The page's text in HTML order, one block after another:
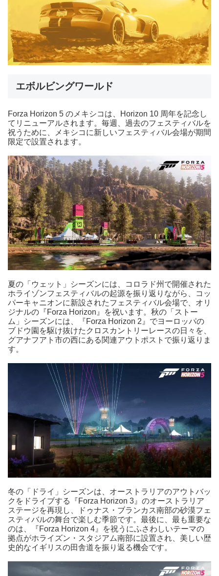
エボルビングワールド
Forza Horizon 5 のメキシコは、Horizon 10 周年を記念し
てリニューアルされます。毎週、過去のフェスティバルを
祝うために、メキシコに新しいフェスティバル会場が期間
限定で設置されます。
夏の「ウェット」シーズンには、コロラド州で開催された
ホライゾンフェスティバルの起源を振り返りながら、コッ
パーキャニオンに新設されたフェスティバル会場で、オリ
ジナルの『Forza Horizon』を祝います。秋の「ストー
ム」シーズンには、『Forza Horizon 2』でヨーロッパの
ブドウ園を駆け抜けたクロスカントリーレースの日々を、
グアナフアト市の西にある関連アウトポストで振り返りま
す。
冬の「ドライ」シーズンは、オーストラリアのアウトバッ
クをドライブする『Forza Horizon 3』のオーストラリア
ステージを再現し、ドゥナス・ブランカス南部の砂漠フェ
スティバルの舞台で楽しむ季節です。最後に、最も重要な
のは、『Forza Horizon 4』を祝うにふさわしいテーマの
拠点がホライズン・スタジアム南部に設置され、美しい歴
史的なイギリスの田舎道を振り返る機会です。